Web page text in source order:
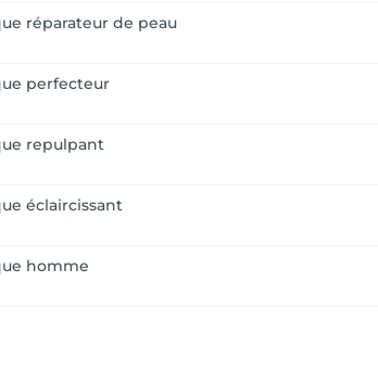
réparateur de peau
perfecteur
repulpant
éclaircissant
homme